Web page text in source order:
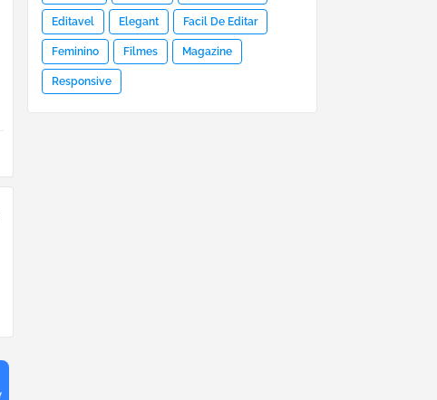
Editavel Elegant Facil De Editar
Feminino Filmes Magazine
Responsive